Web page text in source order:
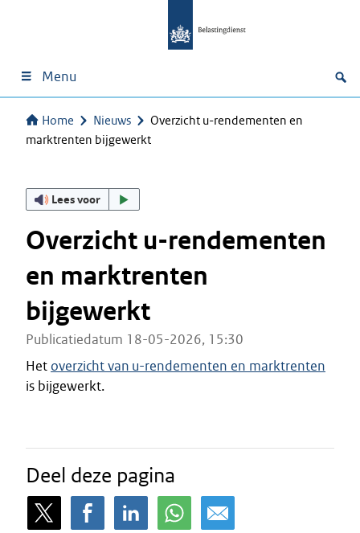
Menu
Home Nieuws
Overzicht u-rendementen en
marktrenten bijgewerkt
Lees voor
Overzicht u-rendementen
en marktrenten
bijgewerkt
Publicatiedatum 18-05-2026, 15:30
Het overzicht van u-rendementen en marktrenten
is bijgewerkt.
Deel deze pagina